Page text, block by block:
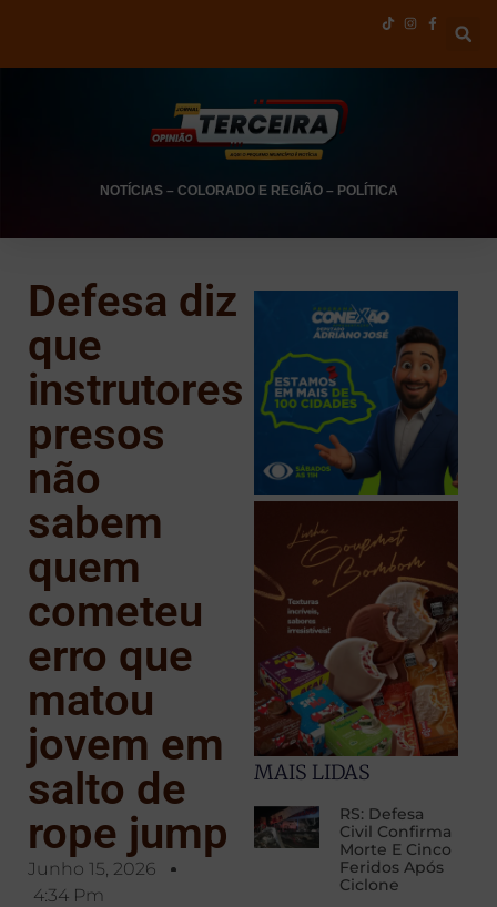
NOTÍCIAS– COLORADO E REGIÃO– POLÍTICA
Defesa diz
que
instrutores
presos
não
sabem
quem
cometeu
erro que
matou
jovem em
salto de
rope jump
Junho 15, 2026
4:34 Pm
MAIS LIDAS
RS: Defesa
Civil Confirma
Morte E Cinco
Feridos Após
Ciclone